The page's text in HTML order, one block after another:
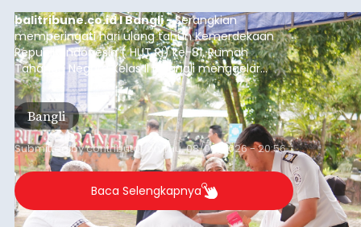
balitribune.co.id I Bangli -Serangkian
memperingati hari ulang tahun Kemerdekaan
Republik Indonesia ( HUT RI) ke-81, Rumah
Tahanan Negara Kelas II B Bangli menggelar
kegiatan pemeriksaan kesehatan gratis, Rabu
(6/8/2026).
Bangli
Submitted bycontributor Thu, 08/06/2026 - 20:56
Baca Selengkapnya